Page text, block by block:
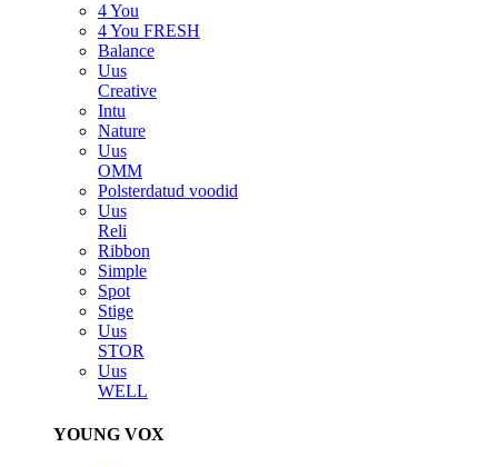
4 You
4 You FRESH
Balance
Uus
Creative
Intu
Nature
Uus
OMM
Polsterdatud voodid
Uus
Reli
Ribbon
Simple
Spot
Stige
Uus
STOR
Uus
WELL
YOUNG VOX